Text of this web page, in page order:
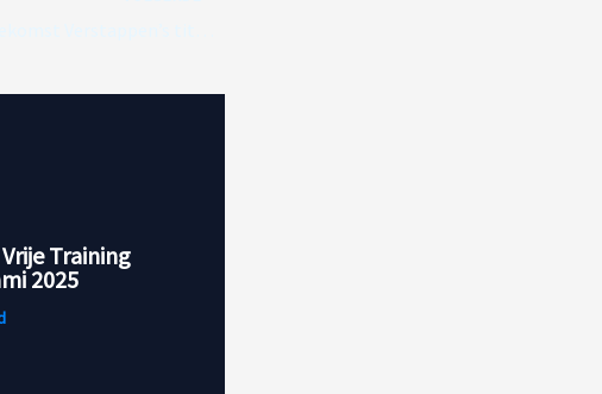
Training
2025